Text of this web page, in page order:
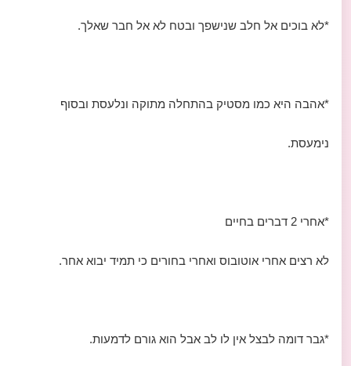
*לא בוכים אל חלב שנישפך ובטח לא אל חבר שאלך.
*אהבה היא כמו מסטיק בהתחלה מתוקה ונלעסת ובסוף
נימעסת.
*אחרי 2 דברים בחיים
לא רצים אחרי אוטובוס ואחרי בחורים כי תמיד יבוא אחר.
*גבר דומה לבצל אין לו לב אבל הוא גורם לדמעות.